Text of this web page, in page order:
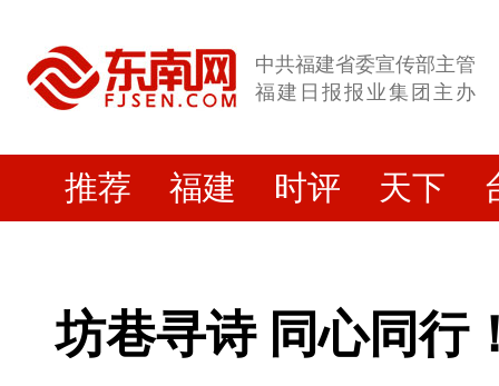
中共福建省委宣传部主管
福建日报报业集团主办
推荐 福建 时评 天下
坊巷寻诗 同心同行